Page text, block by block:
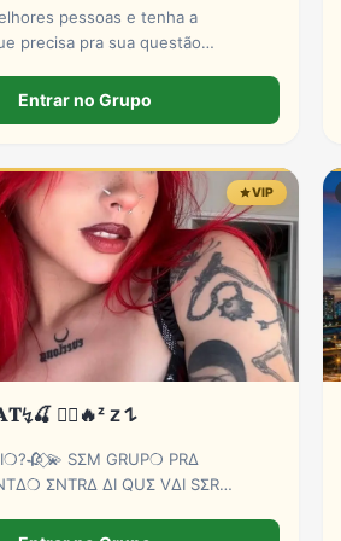
pessoas e tenha a
precisa pra sua questão
Obrigado a todos!
Entrar no Grupo
VIP
𑇢ᩘ🔥𝛩𝐍 𝐂𝐇𝐀𝐓↯🍒 ⃝⃔‌‌🔥ᶻ 𝗓 𐰁
GRUP❍ PRΔ